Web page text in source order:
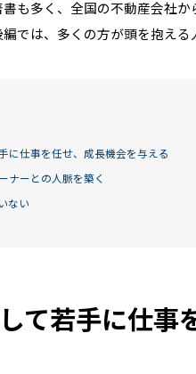
も多く、全国の不動産会社か
では、多くの方が頭を抱える
に仕事を任せ、成長機会を与える
ナーとの人脈を築く
ない
て若手に仕事